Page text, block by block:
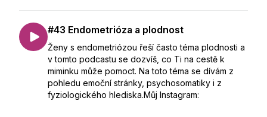
#43 Endometrióza a plodnost
Ženy s endometriózou řeší často téma plodnosti a
v tomto podcastu se dozvíš, co Ti na cestě k
miminku může pomoct. Na toto téma se dívám z
pohledu emoční stránky, psychosomatiky i z
fyziologického hlediska.Můj Instagram: